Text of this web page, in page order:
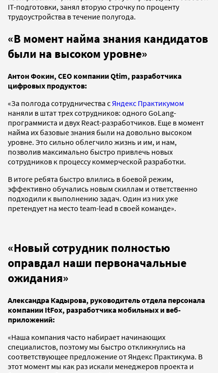
IT-подготовки, занял вторую строчку по проценту
трудоустройства в течение полугода.
«В момент найма знания кандидатов
были на высоком уровне»
Антон Фокин, CEO компании Qtim, разработчика
цифровых продуктов:
«За полгода сотрудничества сЯндекс Практикумом
наняли в штат трех сотрудников: одного GoLang-
программиста и двух React-разработчиков. Еще в момент
найма их базовые знания были на довольно высоком
уровне. Это сильно облегчило жизнь и им, и нам,
позволив максимально быстро привлечь новых
сотрудников к процессу коммерческой разработки.
В итоге ребята быстро влились в боевой режим,
эффективно обучались новым скиллам и ответственно
подходили к выполнению задач. Один из них уже
претендует на место team-lead в своей команде».
«Новый сотрудник полностью
оправдал наши первоначальные
ожидания»
Александра Кадырова, руководитель отдела персонала
компании ItFox, разработчика мобильных и веб-
приложений:
«Наша компания часто набирает начинающих
специалистов, поэтому мы быстро откликнулись на
соответствующее предложение от Яндекс Практикума. В
этот момент мы как раз искали менеджеров проекта и